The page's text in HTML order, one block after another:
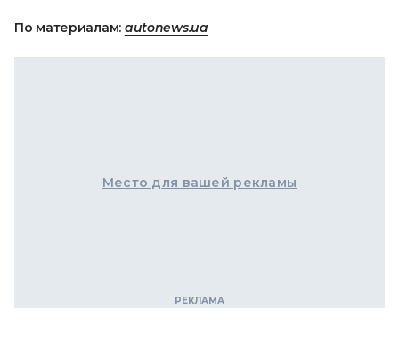
По материалам: autonews.ua
Место для вашей рекламы